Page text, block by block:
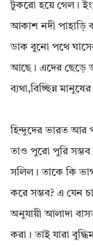
টুকরো হয়ে গেল।
আকাশ নদী পাহাড়ি
ডাক বুনো পথে
আছে। এদের ছেড়ে
ব্যথা,বিচ্ছিন্ন
হিন্দুদের ভারত আর
তাও পুরো পুরি সম্ভব
সলিল। তাকে কি
করে সম্ভব? এ যেন
অনুযায়ী আলাদা
করা। তাই যারা